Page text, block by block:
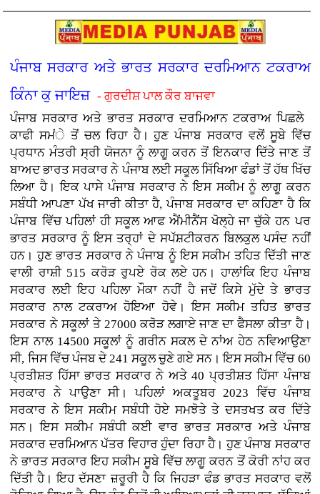
ਪੰਜਾਬ ਸਰਕਾਰ ਅਤੇ ਭਾਰਤ ਸਰਕਾਰ ਦਰਮਿਆਨ ਟਕਰਾਅ
ਕਿੰਨਾ ਕੁ ਜਾਇਜ਼ - ਗੁਰਦੀਸ਼ ਪਾਲ ਕੌਰ ਬਾਜਵਾ
ਪੰਜਾਬ ਸਰਕਾਰ ਅਤੇ ਭਾਰਤ ਸਰਕਾਰ ਦਰਮਿਆਨ ਟਕਰਾਅ ਪਿਛਲੇ
ਕਾਫੀ ਸਮਂੇ ਤੋਂ ਚਲ ਰਿਹਾ ਹੈ। ਹੁਣ ਪੰਜਾਬ ਸਰਕਾਰ ਵਲੋਂ ਸੂਬੇ ਵਿੱਚ
ਪ੍ਰਧਾਨ ਮੰਤਰੀ ਸ੍ਰੀ ਯੋਜਨਾ ਨੂੰ ਲਾਗੂ ਕਰਨ ਤੋਂ ਇਨਕਾਰ ਦਿੱਤੇ ਜਾਣ ਤੋਂ
ਬਾਅਦ ਭਾਰਤ ਸਰਕਾਰ ਨੇ ਪੰਜਾਬ ਲਈ ਸਕੂਲ ਸਿੱਖਿਆ ਫੰਡਾਂ ਤੋਂ ਹੱਥ ਖਿੱਚ
ਲਿਆ ਹੈ। ਇਕ ਪਾਸੇ ਪੰਜਾਬ ਸਰਕਾਰ ਨੇ ਇਸ ਸਕੀਮ ਨੂੰ ਲਾਗੂ ਕਰਨ
ਸਬੰਧੀ ਆਪਣਾ ਪੱਖ ਜਾਰੀ ਕੀਤਾ ਹੈ, ਪੰਜਾਬ ਸਰਕਾਰ ਦਾ ਕਹਿਣਾ ਹੈ ਕਿ
ਪੰਜਾਬ ਵਿੱਚ ਪਹਿਲਾਂ ਹੀ ਸਕੂਲ ਆਫ ਐਂਮੀਨੈਂਸ ਖੋਲ੍ਹੇ ਜਾ ਚੁੱਕੇ ਹਨ ਪਰ
ਭਾਰਤ ਸਰਕਾਰ ਨੂੰ ਇਸ ਤਰ੍ਹਾਂ ਦੇ ਸਪੱਸ਼ਟੀਕਰਨ ਬਿਲਕੁਲ ਪਸੰਦ ਨਹੀਂ
ਹਨ। ਹੁਣ ਭਾਰਤ ਸਰਕਾਰ ਨੇ ਪੰਜਾਬ ਨੂੰ ਇਸ ਸਕੀਮ ਤਹਿਤ ਦਿੱਤੀ ਜਾਣ
ਵਾਲੀ ਰਾਸ਼ੀ 515 ਕਰੋੜ ਰੁਪਏ ਰੋਕ ਲਏ ਹਨ। ਹਾਲਾਂਕਿ ਇਹ ਪੰਜਾਬ
ਸਰਕਾਰ ਲਈ ਇਹ ਪਹਿਲਾ ਮੌਕਾ ਨਹੀਂ ਹੈ ਜਦੋਂ ਕਿਸੇ ਮੁੱਦੇ ਤੇ ਭਾਰਤ
ਸਰਕਾਰ ਨਾਲ ਟਕਰਾਅ ਹੋਇਆ ਹੋਵੇ। ਇਸ ਸਕੀਮ ਤਹਿਤ ਭਾਰਤ
ਸਰਕਾਰ ਨੇ ਸਕੂਲਾਂ ਤੇ 27000 ਕਰੋੜ ਲਗਾਏ ਜਾਣ ਦਾ ਫੈਸਲਾ ਕੀਤਾ ਹੈ।
ਇਸ ਨਾਲ 14500 ਸਕੂਲਾਂ ਨੂੰ ਗਰੀਨ ਸਕਲ ਦੇ ਨਾਂਅ ਹੇਠ ਨਵਿਆਉਣਾ
ਸੀ, ਜਿਸ ਵਿੱਚ ਪੰਜਬ ਦੇ 241 ਸਕੂਲ ਚੁਣੇ ਗਏ ਸਨ। ਇਸ ਸਕੀਮ ਵਿੱਚ 60
ਪ੍ਰਤੀਸ਼ਤ ਹਿੱਸਾ ਭਾਰਤ ਸਰਕਾਰ ਨੇ ਅਤੇ 40 ਪ੍ਰਤੀਸ਼ਤ ਹਿੱਸਾ ਪੰਜਾਬ
ਸਰਕਾਰ ਨੇ ਪਾਉਣਾ ਸੀ। ਪਹਿਲਾਂ ਅਕਤੂਬਰ 2023 ਵਿੱਚ ਪੰਜਾਬ
ਸਰਕਾਰ ਨੇ ਇਸ ਸਕੀਮ ਸਬੰਧੀ ਹੋਏ ਸਮਝੋਤੇ ਤੇ ਦਸਤਖਤ ਕਰ ਦਿੱਤੇ
ਸਨ। ਇਸ ਸਕੀਮ ਸਬੰਧੀ ਕਈ ਵਾਰ ਭਾਰਤ ਸਰਕਾਰ ਅਤੇ ਪੰਜਾਬ
ਸਰਕਾਰ ਦਰਮਿਆਨ ਪੱਤਰ ਵਿਹਾਰ ਹੁੰਦਾ ਰਿਹਾ ਹੈ। ਹੁਣ ਪੰਜਾਬ ਸਰਕਾਰ
ਨੇ ਭਾਰਤ ਸਰਕਾਰ ਇਹ ਸਕੀਮ ਸੂਬੇ ਵਿੱਚ ਲਾਗੂ ਕਰਨ ਤੋਂ ਕੋਰੀ ਨਾਂਹ ਕਰ
ਦਿੱਤੀ ਹੈ। ਇਹ ਦੱਸਣਾ ਜ਼ਰੂਰੀ ਹੈ ਕਿ ਜਿਹੜਾ ਫੰਡ ਭਾਰਤ ਸਰਕਾਰ ਵਲੋਂ